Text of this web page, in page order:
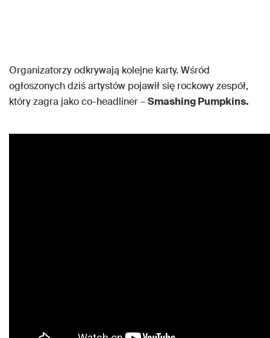
Organizatorzy odkrywają kolejne karty. Wśród
ogłoszonych dziś artystów pojawił się rockowy zespół,
który zagra jako co-headliner –Smashing Pumpkins.